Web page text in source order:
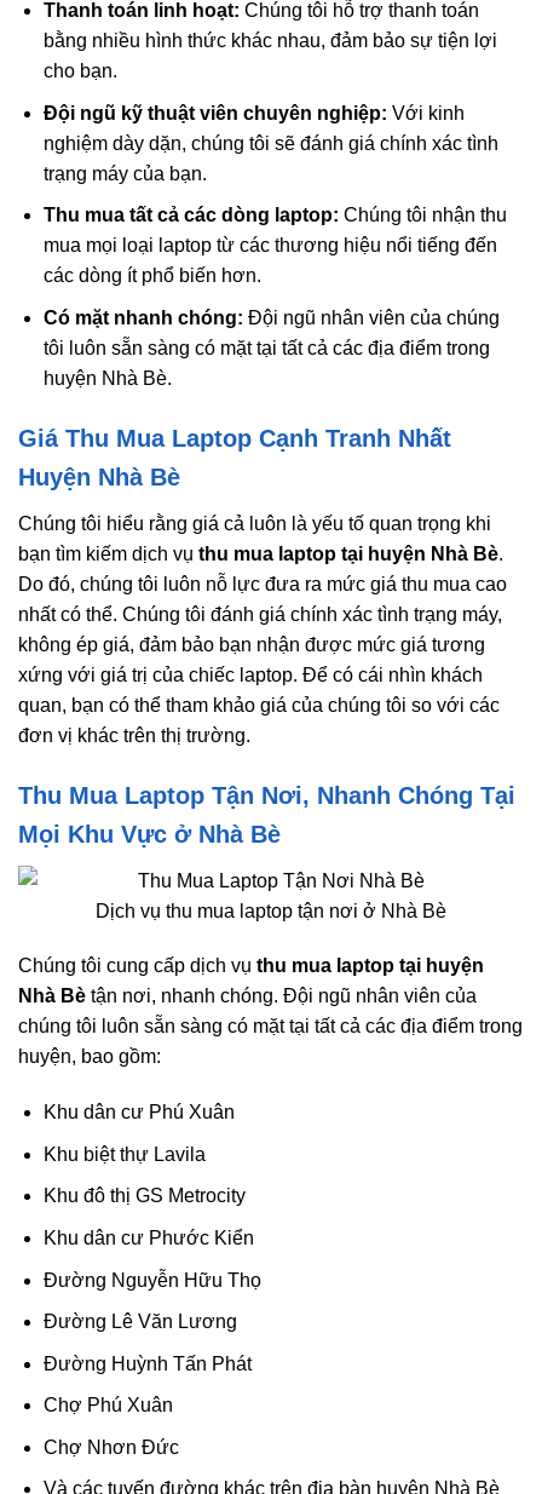
Thanh toán linh hoạt: Chúng tôi hỗ trợ thanh toán
bằng nhiều hình thức khác nhau, đảm bảo sự tiện lợi
cho bạn.
Đội ngũ kỹ thuật viên chuyên nghiệp: Với kinh
nghiệm dày dặn, chúng tôi sẽ đánh giá chính xác tình
trạng máy của bạn.
Thu mua tất cả các dòng laptop: Chúng tôi nhận thu
mua mọi loại laptop từ các thương hiệu nổi tiếng đến
các dòng ít phổ biến hơn.
Có mặt nhanh chóng: Đội ngũ nhân viên của chúng
tôi luôn sẵn sàng có mặt tại tất cả các địa điểm trong
huyện Nhà Bè.
Giá Thu Mua Laptop Cạnh Tranh Nhất
Huyện Nhà Bè
Chúng tôi hiểu rằng giá cả luôn là yếu tố quan trọng khi
bạn tìm kiếm dịch vụ thu mua laptop tại huyện Nhà Bè.
Do đó, chúng tôi luôn nỗ lực đưa ra mức giá thu mua cao
nhất có thể. Chúng tôi đánh giá chính xác tình trạng máy,
không ép giá, đảm bảo bạn nhận được mức giá tương
xứng với giá trị của chiếc laptop. Để có cái nhìn khách
quan, bạn có thể tham khảo giá của chúng tôi so với các
đơn vị khác trên thị trường.
Thu Mua Laptop Tận Nơi, Nhanh Chóng Tại
Mọi Khu Vực ở Nhà Bè
Dịch vụ thu mua laptop tận nơi ở Nhà Bè
Chúng tôi cung cấp dịch vụ thu mua laptop tại huyện
Nhà Bè tận nơi, nhanh chóng. Đội ngũ nhân viên của
chúng tôi luôn sẵn sàng có mặt tại tất cả các địa điểm trong
huyện, bao gồm:
Khu dân cư Phú Xuân
Khu biệt thự Lavila
Khu đô thị GS Metrocity
Khu dân cư Phước Kiển
Đường Nguyễn Hữu Thọ
Đường Lê Văn Lương
Đường Huỳnh Tấn Phát
Chợ Phú Xuân
Chợ Nhơn Đức
Và các tuyến đường khác trên địa bàn huyện Nhà Bè